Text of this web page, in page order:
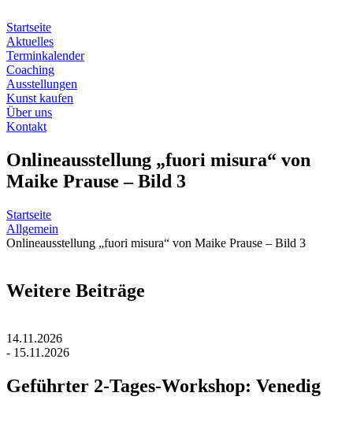
Inhalt
springen
Startseite
Aktuelles
Terminkalender
Coaching
Ausstellungen
Kunst kaufen
Über uns
Kontakt
Onlineausstellung „fuori misura“ von
Maike Prause – Bild 3
Startseite
Allgemein
Onlineausstellung „fuori misura“ von Maike Prause – Bild 3
Weitere Beiträge
14.11.2026
- 15.11.2026
Geführter 2-Tages-Workshop: Venedig